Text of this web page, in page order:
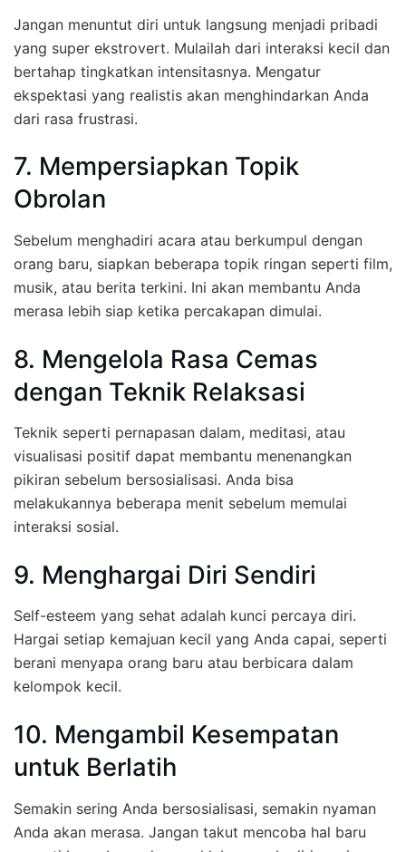
Jangan menuntut diri untuk langsung menjadi pribadi
yang super ekstrovert. Mulailah dari interaksi kecil dan
bertahap tingkatkan intensitasnya. Mengatur
ekspektasi yang realistis akan menghindarkan Anda
dari rasa frustrasi.
7. Mempersiapkan Topik
Obrolan
Sebelum menghadiri acara atau berkumpul dengan
orang baru, siapkan beberapa topik ringan seperti film,
musik, atau berita terkini. Ini akan membantu Anda
merasa lebih siap ketika percakapan dimulai.
8. Mengelola Rasa Cemas
dengan Teknik Relaksasi
Teknik seperti pernapasan dalam, meditasi, atau
visualisasi positif dapat membantu menenangkan
pikiran sebelum bersosialisasi. Anda bisa
melakukannya beberapa menit sebelum memulai
interaksi sosial.
9. Menghargai Diri Sendiri
Self-esteem yang sehat adalah kunci percaya diri.
Hargai setiap kemajuan kecil yang Anda capai, seperti
berani menyapa orang baru atau berbicara dalam
kelompok kecil.
10. Mengambil Kesempatan
untuk Berlatih
Semakin sering Anda bersosialisasi, semakin nyaman
Anda akan merasa. Jangan takut mencoba hal baru